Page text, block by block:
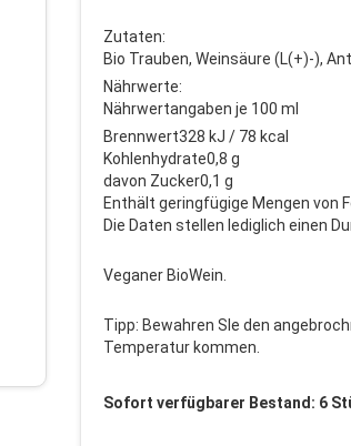
Zutaten:
Bio Trauben, Weinsäure (L(+)-),
Nährwerte:
Nährwertangaben je 100 ml
Brennwert328 kJ / 78 kcal
Kohlenhydrate0,8 g
davon Zucker0,1 g
Enthält geringfügige Mengen von
Die Daten stellen lediglich einen
Veganer BioWein.
Tipp: Bewahren SIe den
Temperatur kommen.
Sofort verfügbarer Bestand: 6